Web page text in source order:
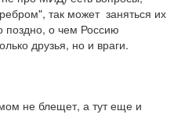
так может  заняться их
поздно, о чем Россию
друзья, но и враги.
не блещет, а тут еще и